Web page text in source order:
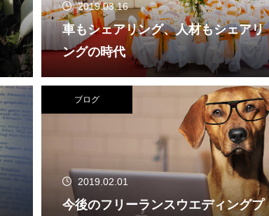
2019.03.16
車もシェアリング、人材もシェアリ
ングの時代
ブログ
2019.02.01
今後のフリーランスウエディングプ